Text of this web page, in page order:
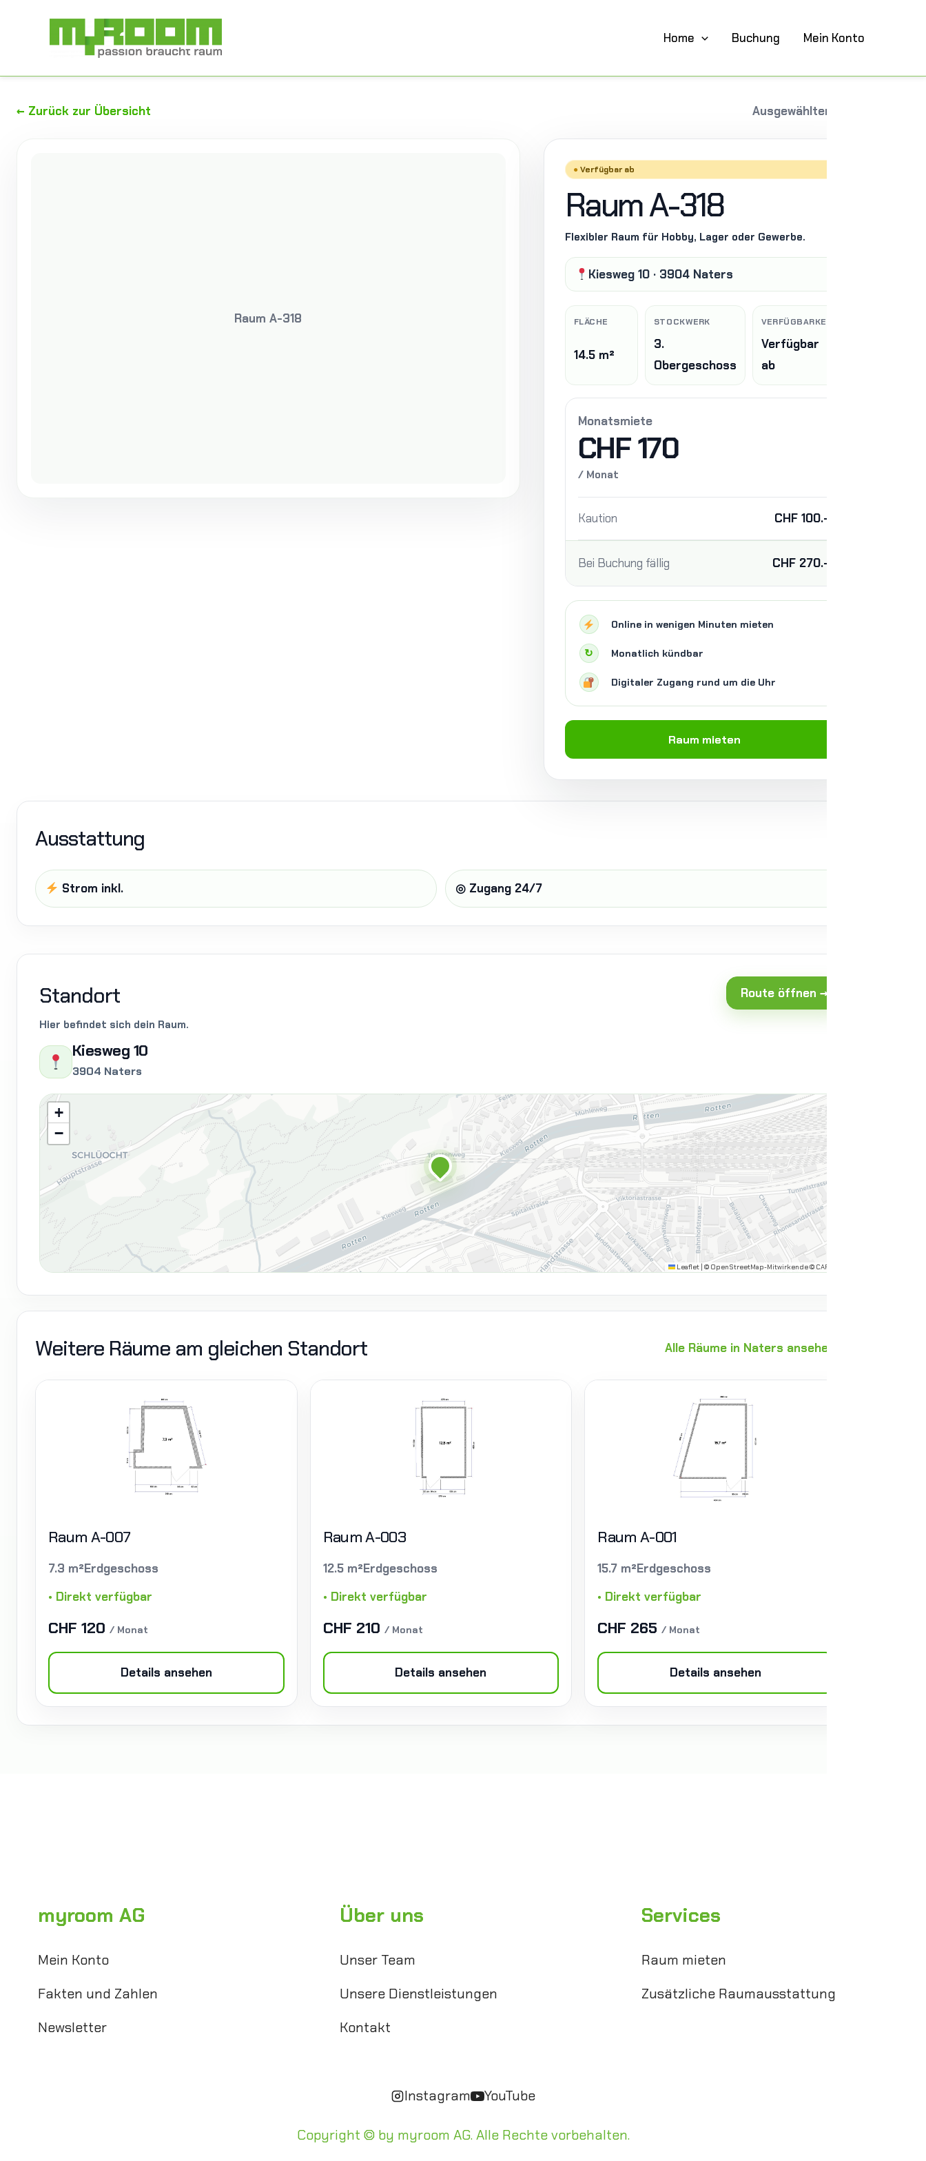
Home Buchung Mein Konto
← Zurück zur Übersicht Ausgewählter Raum
Raum A-318
Verfügbar ab
Raum A-318
Flexibler Raum für Hobby, Lager oder Gewerbe.
Kiesweg 10 · 3904 Naters
FLÄCHE
14.5 m²
STOCKWERK
3.
Obergeschoss
VERFÜGBARKEIT
Verfügbar
ab
Monatsmiete
CHF 170
/ Monat
Kaution CHF 100.–
Bei Buchung fällig CHF 270.–
Online in wenigen Minuten mieten
↻ Monatlich kündbar
Digitaler Zugang rund um die Uhr
Raum mieten
Ausstattung
Strom inkl. ◎ Zugang 24/7
Standort
Hier befindet sich dein Raum.
Route öffnen →
Kiesweg 10
3904 Naters
+
−
Leaflet | © OpenStreetMap-Mitwirkende © CARTO
Weitere Räume am gleichen Standort Alle Räume in Naters ansehen →
Raum A-007
7.3 m²Erdgeschoss
• Direkt verfügbar
CHF 120 / Monat
Details ansehen
Raum A-003
12.5 m²Erdgeschoss
• Direkt verfügbar
CHF 210 / Monat
Details ansehen
Raum A-001
15.7 m²Erdgeschoss
• Direkt verfügbar
CHF 265/ Monat
Details ansehen
myroom AG
Mein Konto
Fakten und Zahlen
Newsletter
Über uns
Unser Team
Unsere Dienstleistungen
Kontakt
Services
Raum mieten
Zusätzliche Raumausstattung
Instagram YouTube
Copyright © by myroom AG. Alle Rechte vorbehalten.